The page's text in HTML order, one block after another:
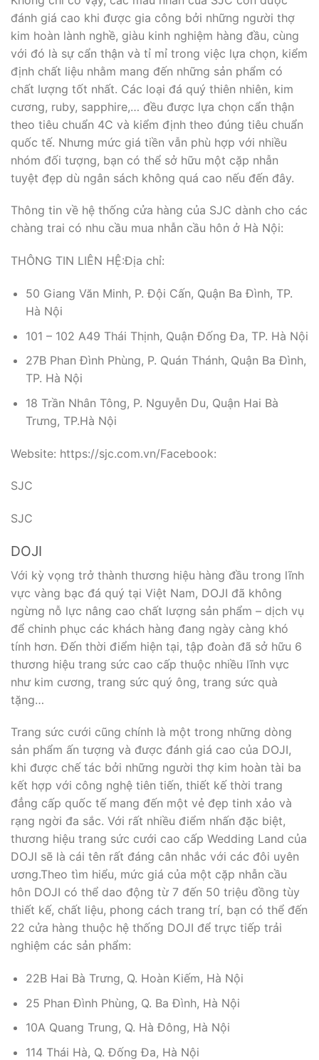
đánh giá cao khi được gia công bởi những người thợ
kim hoàn lành nghề, giàu kinh nghiệm hàng đầu, cùng
với đó là sự cẩn thận và tỉ mỉ trong việc lựa chọn, kiểm
định chất liệu nhằm mang đến những sản phẩm có
chất lượng tốt nhất. Các loại đá quý thiên nhiên, kim
cương, ruby, sapphire,… đều được lựa chọn cẩn thận
theo tiêu chuẩn 4C và kiểm định theo đúng tiêu chuẩn
quốc tế. Nhưng mức giá tiền vẫn phù hợp với nhiều
nhóm đối tượng, bạn có thể sở hữu một cặp nhẫn
tuyệt đẹp dù ngân sách không quá cao nếu đến đây.
Thông tin về hệ thống cửa hàng của SJC dành cho các
chàng trai có nhu cầu mua nhẫn cầu hôn ở Hà Nội:
THÔNG TIN LIÊN HỆ:Địa chỉ:
50 Giang Văn Minh, P. Đội Cấn, Quận Ba Đình, TP.
Hà Nội
101 – 102 A49 Thái Thịnh, Quận Đống Đa, TP. Hà Nội
27B Phan Đình Phùng, P. Quán Thánh, Quận Ba Đình,
TP. Hà Nội
18 Trần Nhân Tông, P. Nguyễn Du, Quận Hai Bà
Trưng, TP.Hà Nội
Website: https://sjc.com.vn/Facebook:
SJC
SJC
DOJI
Với kỳ vọng trở thành thương hiệu hàng đầu trong lĩnh
vực vàng bạc đá quý tại Việt Nam, DOJI đã không
ngừng nỗ lực nâng cao chất lượng sản phẩm – dịch vụ
để chinh phục các khách hàng đang ngày càng khó
tính hơn. Đến thời điểm hiện tại, tập đoàn đã sở hữu 6
thương hiệu trang sức cao cấp thuộc nhiều lĩnh vực
như kim cương, trang sức quý ông, trang sức quà
tặng…
Trang sức cưới cũng chính là một trong những dòng
sản phẩm ấn tượng và được đánh giá cao của DOJI,
khi được chế tác bởi những người thợ kim hoàn tài ba
kết hợp với công nghệ tiên tiến, thiết kế thời trang
đẳng cấp quốc tế mang đến một vẻ đẹp tinh xảo và
rạng ngời đa sắc. Với rất nhiều điểm nhấn đặc biệt,
thương hiệu trang sức cưới cao cấp Wedding Land của
DOJI sẽ là cái tên rất đáng cân nhắc với các đôi uyên
ương.Theo tìm hiểu, mức giá của một cặp nhẫn cầu
hôn DOJI có thể dao động từ 7 đến 50 triệu đồng tùy
thiết kế, chất liệu, phong cách trang trí, bạn có thể đến
22 cửa hàng thuộc hệ thống DOJI để trực tiếp trải
nghiệm các sản phẩm:
22B Hai Bà Trưng, Q. Hoàn Kiếm, Hà Nội
25 Phan Đình Phùng, Q. Ba Đình, Hà Nội
10A Quang Trung, Q. Hà Đông, Hà Nội
114 Thái Hà, Q. Đống Đa, Hà Nội